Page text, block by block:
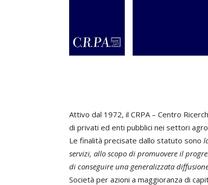
Attivo dal 1972, il CRPA – Centro
di privati ed enti pubblici nei settori
Le finalità precisate dallo statuto sono
servizi, allo scopo di promuovere il
di conseguire una generalizzata
Società per azioni a maggioranza di